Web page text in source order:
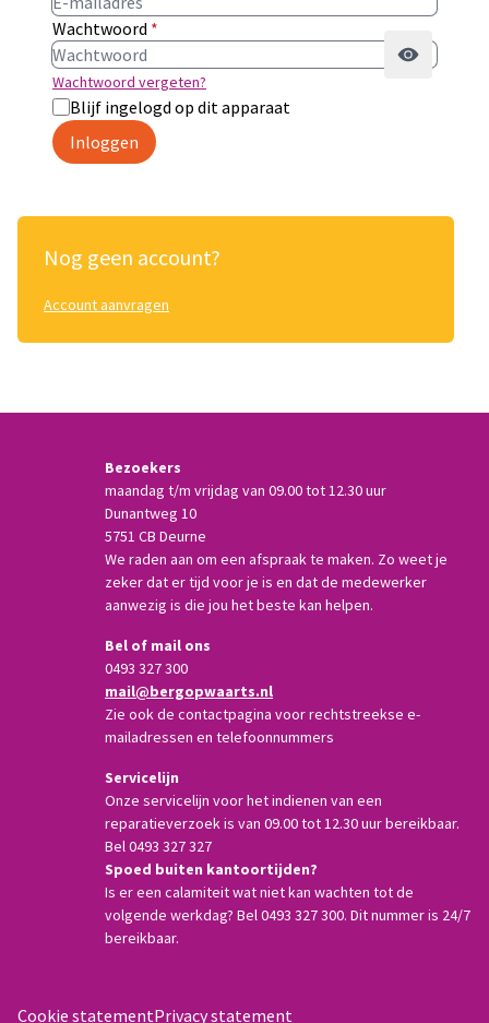
Wachtwoord *
Wachtwoord vergeten?
Blijf ingelogd op dit apparaat
Inloggen
Nog geen account?
Account aanvragen
Bezoekers
maandag t/m vrijdag van 09.00 tot 12.30 uur
Dunantweg 10
5751 CB Deurne
We raden aan om een afspraak te maken. Zo weet je
zeker dat er tijd voor je is en dat de medewerker
aanwezig is die jou het beste kan helpen.
Bel of mail ons
0493 327 300
mail@bergopwaarts.nl
Zie ook de contactpagina voor rechtstreekse e-
mailadressen en telefoonnummers
Servicelijn
Onze servicelijn voor het indienen van een
reparatieverzoek is van 09.00 tot 12.30 uur bereikbaar.
Bel 0493 327 327
Spoed buiten kantoortijden?
Is er een calamiteit wat niet kan wachten tot de
volgende werkdag? Bel 0493 327 300. Dit nummer is 24/7
bereikbaar.
Cookie statementPrivacy statement